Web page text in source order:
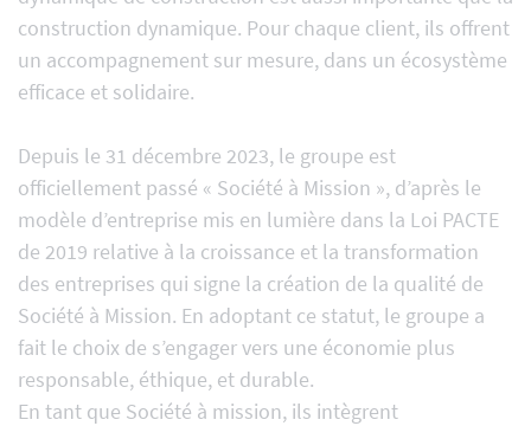
construction dynamique. Pour chaque client, ils offrent
un accompagnement sur mesure, dans un écosystème
efficace et solidaire.
Depuis le 31 décembre 2023, le groupe est
officiellement passé « Société à Mission », d’après le
modèle d’entreprise mis en lumière dans la Loi PACTE
de 2019 relative à la croissance et la transformation
des entreprises qui signe la création de la qualité de
Société à Mission. En adoptant ce statut, le groupe a
fait le choix de s’engager vers une économie plus
responsable, éthique, et durable.
En tant que Société à mission, ils intègrent